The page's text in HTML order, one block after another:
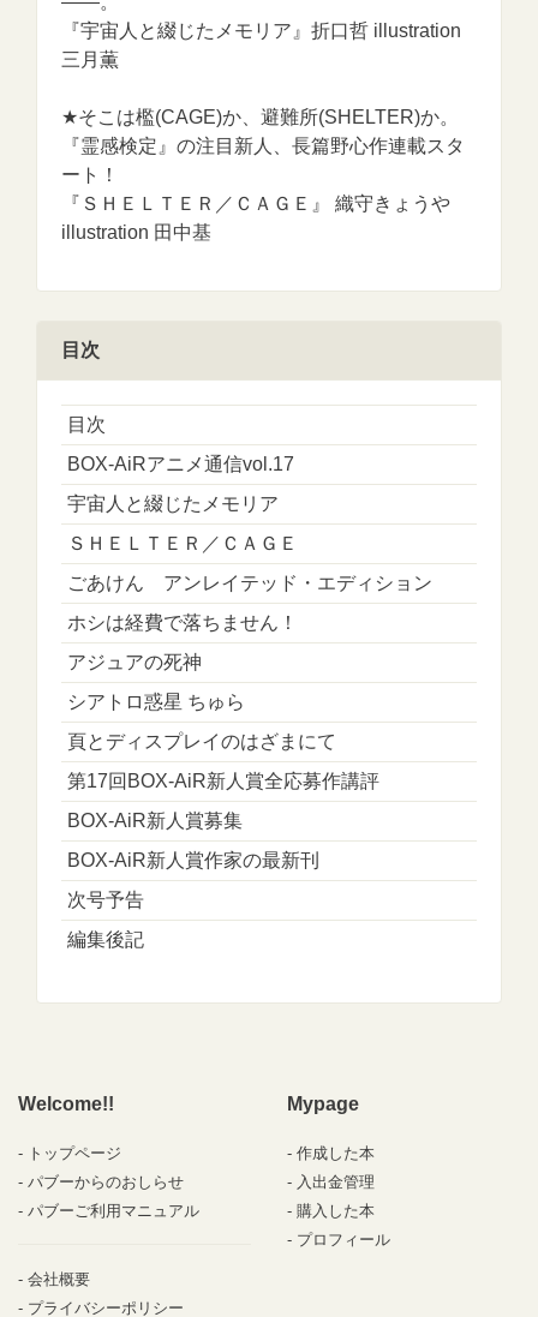
『宇宙人と綴じたメモリア』折口哲 illustration
三月薫
★そこは檻(CAGE)か、避難所(SHELTER)か。
『霊感検定』の注目新人、長篇野心作連載スタ
ート！
『ＳＨＥＬＴＥＲ／ＣＡＧＥ』 織守きょうや
illustration 田中基
目次
目次
BOX-AiRアニメ通信vol.17
宇宙人と綴じたメモリア
ＳＨＥＬＴＥＲ／ＣＡＧＥ
ごあけん アンレイテッド・エディション
ホシは経費で落ちません！
アジュアの死神
シアトロ惑星 ちゅら
頁とディスプレイのはざまにて
第17回BOX-AiR新人賞全応募作講評
BOX-AiR新人賞募集
BOX-AiR新人賞作家の最新刊
次号予告
編集後記
Welcome!!
トップページ
パブーからのおしらせ
パブーご利用マニュアル
会社概要
プライバシーポリシー
Mypage
作成した本
入出金管理
購入した本
プロフィール